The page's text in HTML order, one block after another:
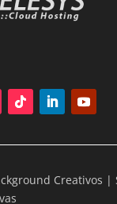
Creativos |